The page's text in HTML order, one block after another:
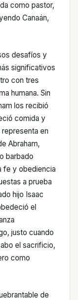
como pastor,
Canaán,
desafíos y
significativos
con tres
humana. Sin
los recibió
comida y
en
Abraham,
barbado
fe y obediencia
a prueba
hijo Isaac
el
justo cuando
el sacrificio,
como
de